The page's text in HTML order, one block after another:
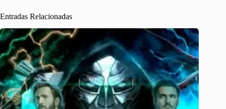
Entradas Relacionadas